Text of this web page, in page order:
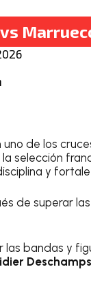
de los
selección
y
de superar
las bandas y
Deschamps